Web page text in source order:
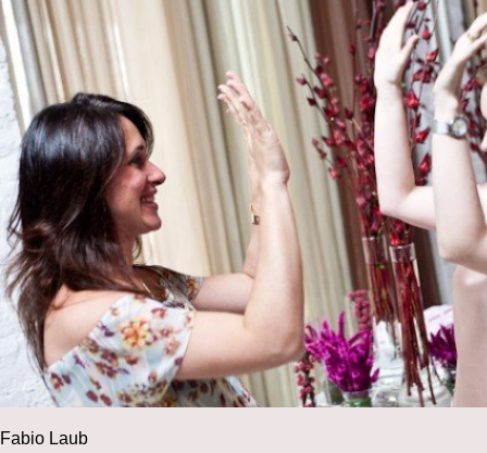
Fabio Laub